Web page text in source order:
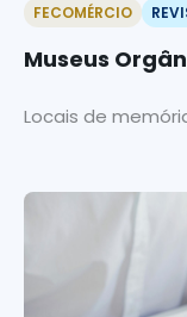
FECOMÉRCIO
Museus
Locais de